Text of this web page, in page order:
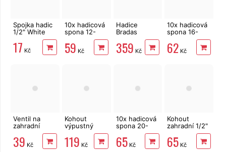
Spojka hadic
1/2" White
17 Kč
10x hadicová
spona 12-
22mm pro
hadici 1/2"
59 Kč
Hadice
Bradas
AQUA-DROP
30m pro
kapkovitou
359 Kč
10x hadicová
spona 16-
28mm pro
hadici 3/4"
62 Kč
Ventil na
zahradní
průběžný,
BLACK LINE
39 Kč
Kohout
výpustný
kovový 1/2" s
redukcí na
IBC nádrž
119 Kč
10x hadicová
spona 20-
32mm pro
hadici 3/4"
65Kč
Kohout
zahradní 1/2"
EXTOL Craft
70150
65 Kč